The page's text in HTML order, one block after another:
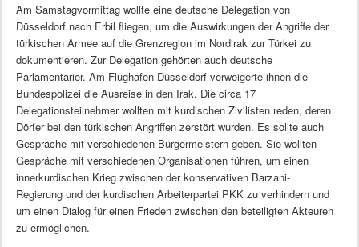
Am Samstagvormittag wollte eine deutsche Delegation von
Düsseldorf nach Erbil fliegen, um die Auswirkungen der Angriffe der
türkischen Armee auf die Grenzregion im Nordirak zur Türkei zu
dokumentieren. Zur Delegation gehörten auch deutsche
Parlamentarier. Am Flughafen Düsseldorf verweigerte ihnen die
Bundespolizei die Ausreise in den Irak. Die circa 17
Delegationsteilnehmer wollten mit kurdischen Zivilisten reden, deren
Dörfer bei den türkischen Angriffen zerstört wurden. Es sollte auch
Gespräche mit verschiedenen Bürgermeistern geben. Sie wollten
Gespräche mit verschiedenen Organisationen führen, um einen
innerkurdischen Krieg zwischen der konservativen Barzani-
Regierung und der kurdischen Arbeiterpartei PKK zu verhindern und
um einen Dialog für einen Frieden zwischen den beteiligten Akteuren
zu ermöglichen.